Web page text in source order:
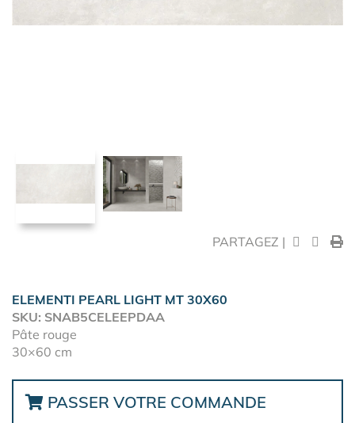
PARTAGEZ |
ELEMENTI PEARL LIGHT MT 30X60
SKU: SNAB5CELEEPDAA
Pâte rouge
30×60 cm
PASSER VOTRE COMMANDE